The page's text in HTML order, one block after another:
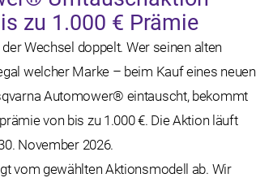
zu 1.000 € Prämie
Wechsel doppelt. Wer seinen alten
welcher Marke – beim Kauf eines neuen
Automower® eintauscht, bekommt
von bis zu 1.000 €. Die Aktion läuft
November 2026.
vom gewählten Aktionsmodell ab. Wir